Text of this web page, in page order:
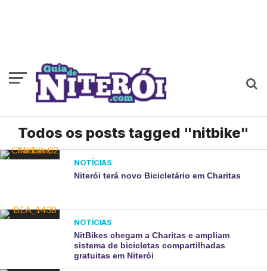
Todos os posts tagged "nitbike"
NOTÍCIAS
Niterói terá novo Bicicletário em Charitas
NOTÍCIAS
NitBikes chegam a Charitas e ampliam
sistema de bicicletas compartilhadas
gratuitas em Niterói